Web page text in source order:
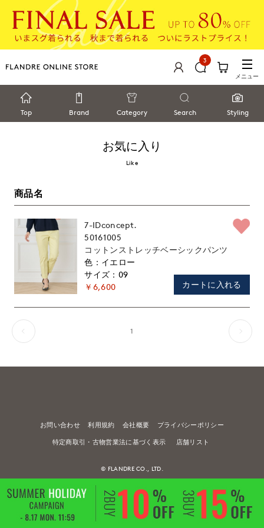
3
メニュー
Top Brand Category Search Styling
お気に入り
Like
商品名
7-IDconcept.
50161005
コットンストレッチベーシックパンツ
イエロー
09
￥6,600
カートに入れる
1
お問い合わせ 利用規約 会社概要 プライバシーポリシー
特定商取引・古物営業法に基づく表示 店舗リスト
© FLANDRE CO., LTD.